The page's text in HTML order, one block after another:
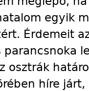
egyik
Érdemeit
parancsnoka
osztrák
híre